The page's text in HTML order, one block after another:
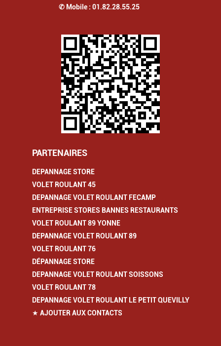
✆ Mobile : 01.82.28.55.25
PARTENAIRES
DEPANNAGE STORE
VOLET ROULANT 45
DEPANNAGE VOLET ROULANT FECAMP
ENTREPRISE STORES BANNES RESTAURANTS
VOLET ROULANT 89 YONNE
DEPANNAGE VOLET ROULANT 89
VOLET ROULANT 76
DÉPANNAGE STORE
DEPANNAGE VOLET ROULANT SOISSONS
VOLET ROULANT 78
DEPANNAGE VOLET ROULANT LE PETIT QUEVILLY
★ AJOUTER AUX CONTACTS